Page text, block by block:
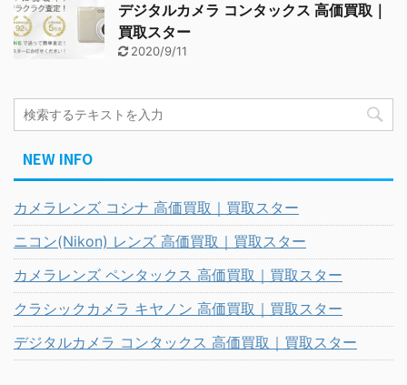
デジタルカメラ コンタックス 高価買取｜
買取スター
2020/9/11
NEW INFO
カメラレンズ コシナ 高価買取｜買取スター
ニコン(Nikon) レンズ 高価買取｜買取スター
カメラレンズ ペンタックス 高価買取｜買取スター
クラシックカメラ キヤノン 高価買取｜買取スター
デジタルカメラ コンタックス 高価買取｜買取スター